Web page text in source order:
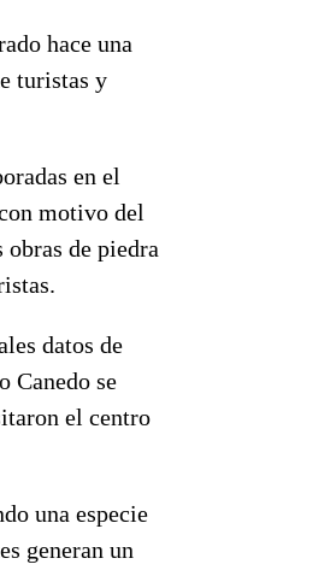
hace una
turistas y
en el
motivo del
de piedra
datos de
Canedo se
el centro
una especie
generan un